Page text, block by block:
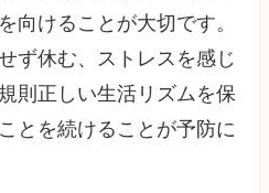
向けることが大切です。
ず休む、ストレスを感じ
則正しい生活リズムを保
とを続けることが予防に